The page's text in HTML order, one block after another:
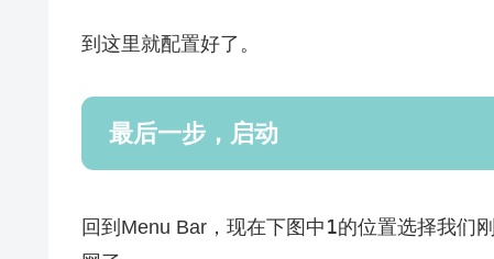
到这里就配置好了。
最后一步，启动
回到Menu Bar，现在下图中 1的位置选择我们